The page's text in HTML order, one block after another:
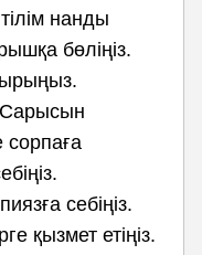
нанды
бөліңіз.
сорпаға
себіңіз.
қызмет етіңіз.